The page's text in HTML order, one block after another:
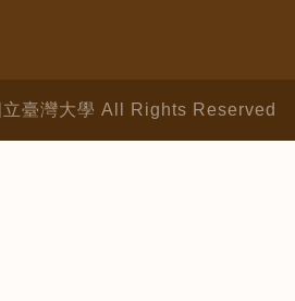
臺灣大學 All Rights Reserved